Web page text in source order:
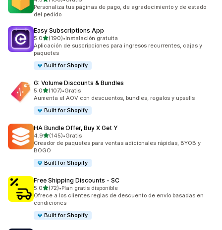
180 reseñas en total
Personaliza tus páginas de pago, de agradecimiento y de estado
del pedido
Easy Subscriptions App
5.0de 5 estrellas
(190)
190 reseñas en total
•Instalación gratuita
Aplicación de suscripciones para ingresos recurrentes, cajas y
paquetes
Built for Shopify
G: Volume Discounts & Bundles
5.0de 5 estrellas
(107)
107 reseñas en total
•Gratis
Aumenta el AOV con descuentos, bundles, regalos y upsells
Built for Shopify
HA Bundle Offer, Buy X Get Y
4.9de 5 estrellas
(145)
145 reseñas en total
•Gratis
Creador de paquetes para ventas adicionales rápidas, BYOB y
BOGO
Built for Shopify
Free Shipping Discounts ‑ SC
5.0de 5 estrellas
(72)
72 reseñas en total
•Plan gratis disponible
Ofrece a los clientes reglas de descuento de envío basadas en
condiciones
Built for Shopify